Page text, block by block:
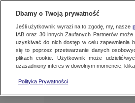
NAJNOWSZE
Dbamy o Twoją prywatność
Jeśli użytkownik wyrazi na to zgodę, my, nasze
IAB oraz 30innych Zaufanych Partnerów
uzyskiwać do nich dostęp w celu zapewnienia
się to poprzez przetwarzanie danych
plikach cookie. Użytkownik może udzielić/
uzasadniony interes w dowolnym momencie,
Polityka Prywatności